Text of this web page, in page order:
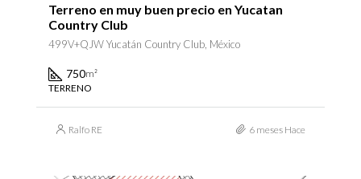
Terreno en muy buen precio en Yucatan
Country Club
499V+QJW Yucatán Country Club, México
750m²
TERRENO
Ralfo RE 6 meses Hace